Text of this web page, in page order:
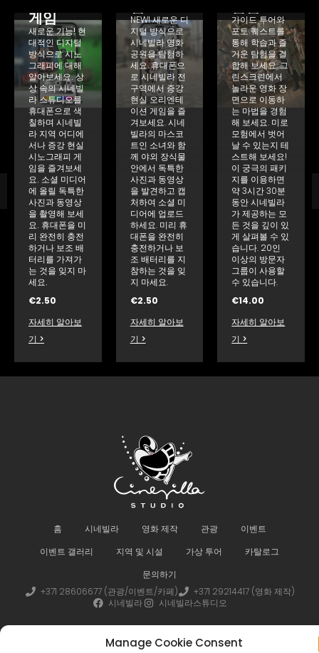
Manage Cookie Consent
게임
새로운 기능! 현
대적인 디지털
방식으로 시노
그래피에 대해
알아보세요. 상
상 속의 시네빌
라 스튜디오를
휴대폰으로 색
칠하며 시네빌
라 지역 어디에
서나 증강 현실
시노그래피 게
임을 즐겨보세
요. 소셜 미디어
에 올릴 독특한
사진과 동영상
을 촬영해 보세
요. 휴대폰을 미
리 완전히 충전
하거나 보조 배
터리를 가져가
는 것을 잊지 마
세요.
€2.50
자세히 알아보
기 >
NEW! 새로운 디
지털 방식으로
시네빌라 영화
공원을 탐험하
세요. 휴대폰으
로 시네빌라 전
구역에서 증강
현실 오리엔테
이션 게임을 즐
겨보세요. 시네
빌라의 마스코
트인 소녀와 함
께 야외 장식물
안에서 독특한
사진과 동영상
을 발견하고 캡
처하여 소셜 미
디어에 업로드
하세요. 미리 휴
대폰을 완전히
충전하거나 보
조 배터리를 지
참하는 것을 잊
지 마세요.
€2.50
자세히 알아보
기 >
가이드 투어와
포토 퀘스트를
통해 학습과 즐
거운 탐험을 결
합해 보세요. 그
린스크린에서
놀라운 영화 장
면으로 이동하
는 마법을 경험
해 보세요. 미로
모험에서 벗어
날 수 있는지 테
스트해 보세요!
이 궁극의 패키
지를 이용하면
약 3시간 30분
동안 시네빌라
가 제공하는 모
든 것을 깊이 있
게 살펴볼 수 있
습니다. 20인
이상의 방문자
그룹이 사용할
수 있습니다.
€14.00
자세히 알아보
기 >
홈 시네빌라 영화 제작 관광
이벤트
이벤트 갤러리
지역 및 시설 가상 투어
카탈로그
문의하기
+371 28606677 (관광/이벤트/카페)
+371 29214417 (영화 제작)
시네빌라
시네빌라스튜디오